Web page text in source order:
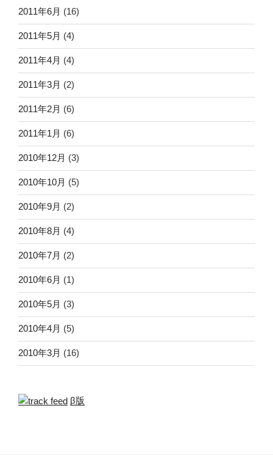
2011年6月 (16)
2011年5月 (4)
2011年4月 (4)
2011年3月 (2)
2011年2月 (6)
2011年1月 (6)
2010年12月 (3)
2010年10月 (5)
2010年9月 (2)
2010年8月 (4)
2010年7月 (2)
2010年6月 (1)
2010年5月 (3)
2010年4月 (5)
2010年3月 (16)
β版